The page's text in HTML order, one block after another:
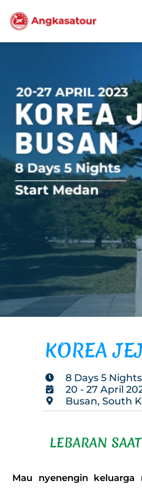
KOREA
8 Days 5 Nights
20 - 27 April
Busan, South
LEBARAN
Mau nyenengin keluarga